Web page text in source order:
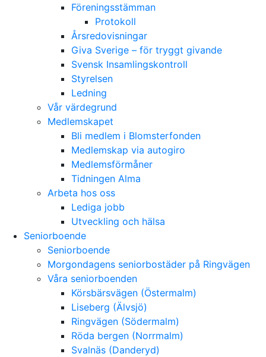
Föreningsstämman
Protokoll
Årsredovisningar
Giva Sverige – för tryggt givande
Svensk Insamlingskontroll
Styrelsen
Ledning
Vår värdegrund
Medlemskapet
Bli medlem i Blomsterfonden
Medlemskap via autogiro
Medlemsförmåner
Tidningen Alma
Arbeta hos oss
Lediga jobb
Utveckling och hälsa
Seniorboende
Seniorboende
Morgondagens seniorbostäder på Ringvägen
Våra seniorboenden
Körsbärsvägen (Östermalm)
Liseberg (Älvsjö)
Ringvägen (Södermalm)
Röda bergen (Norrmalm)
Svalnäs (Danderyd)